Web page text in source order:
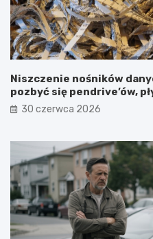
Niszczenie nośników
pozbyć się pendrive’ów,
30 czerwca 2026